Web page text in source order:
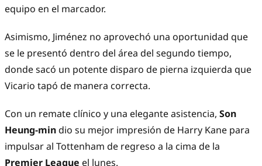
equipo en el marcador.
Asimismo, Jiménez no aprovechó una oportunidad que
se le presentó dentro del área del segundo tiempo,
donde sacó un potente disparo de pierna izquierda que
Vicario tapó de manera correcta.
Con un remate clínico y una elegante asistencia, Son
Heung-mindio su mejor impresión de Harry Kane para
impulsar al Tottenham de regreso a la cima de la
Premier League el lunes.